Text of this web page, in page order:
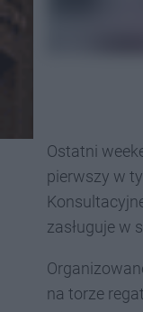
Ostatni
pierwszy w
zasługuje w
na torze